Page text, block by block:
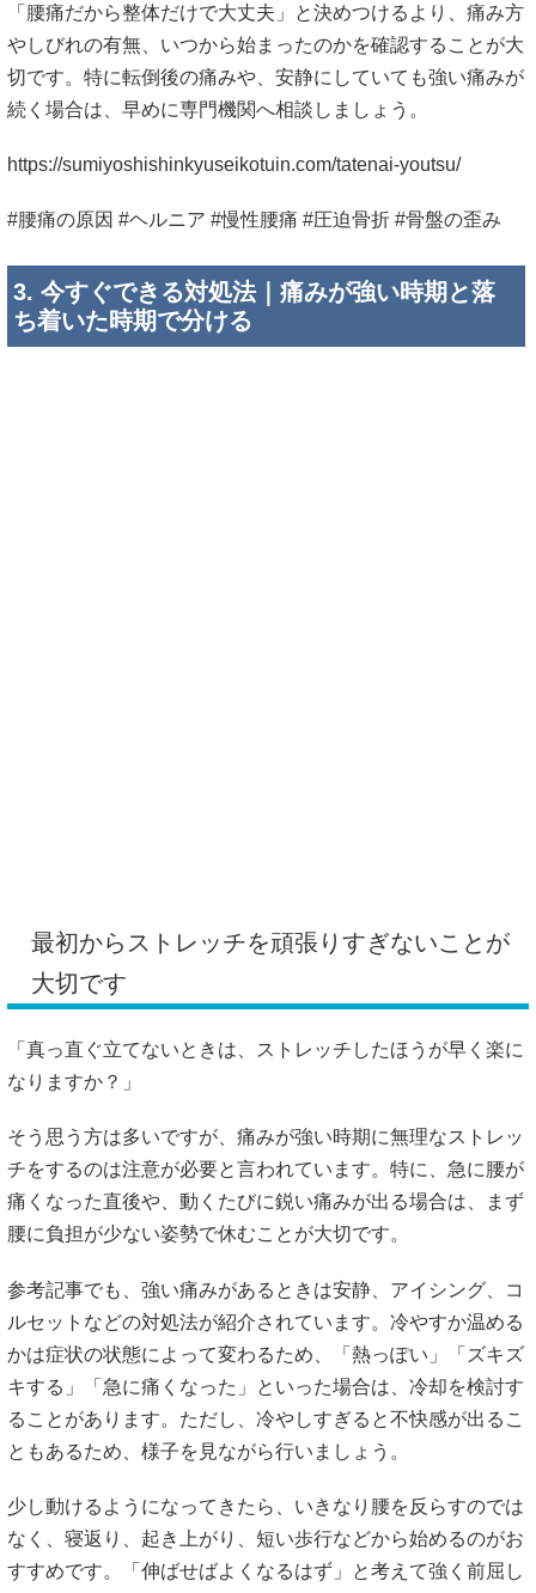
「腰痛だから整体だけで大丈夫」と決めつけるより、痛み方
やしびれの有無、いつから始まったのかを確認することが大
切です。特に転倒後の痛みや、安静にしていても強い痛みが
続く場合は、早めに専門機関へ相談しましょう。
https://sumiyoshishinkyuseikotuin.com/tatenai-youtsu/
#腰痛の原因 #ヘルニア #慢性腰痛 #圧迫骨折 #骨盤の歪み
3. 今すぐできる対処法｜痛みが強い時期と落
ち着いた時期で分ける
最初からストレッチを頑張りすぎないことが
大切です
「真っ直ぐ立てないときは、ストレッチしたほうが早く楽に
なりますか？」
そう思う方は多いですが、痛みが強い時期に無理なストレッ
チをするのは注意が必要と言われています。特に、急に腰が
痛くなった直後や、動くたびに鋭い痛みが出る場合は、まず
腰に負担が少ない姿勢で休むことが大切です。
参考記事でも、強い痛みがあるときは安静、アイシング、コ
ルセットなどの対処法が紹介されています。冷やすか温める
かは症状の状態によって変わるため、「熱っぽい」「ズキズ
キする」「急に痛くなった」といった場合は、冷却を検討す
ることがあります。ただし、冷やしすぎると不快感が出るこ
ともあるため、様子を見ながら行いましょう。
少し動けるようになってきたら、いきなり腰を反らすのでは
なく、寝返り、起き上がり、短い歩行などから始めるのがお
すすめです。「伸ばせばよくなるはず」と考えて強く前屈し